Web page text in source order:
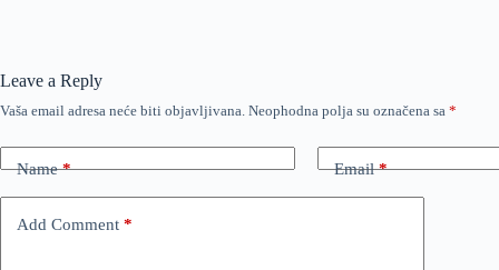
Leave a Reply
Vaša email adresa neće biti objavljivana. Neophodna polja su označena sa *
Name* Email*
Add Comment *